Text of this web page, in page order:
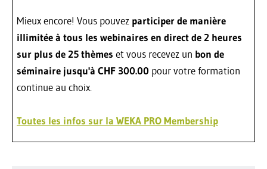
Mieux encore! Vous pouvez participer de manière
illimitée à tous les webinaires en direct de 2 heures
sur plus de 25 thèmes et vous recevez un bon de
séminaire jusqu'à CHF 300.00 pour votre formation
continue au choix.
Toutes les infos sur la WEKA PRO Membership